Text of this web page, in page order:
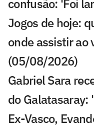
confusão: 'Foi
Jogos de hoje:
onde assistir ao
(05/08/2026)
Gabriel Sara
do Galatasaray:
Ex-Vasco,